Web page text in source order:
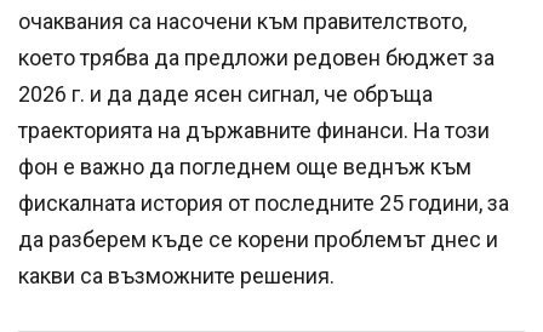
очаквания са насочени към правителството,
което трябва да предложи редовен бюджет за
2026 г. и да даде ясен сигнал, че обръща
траекторията на държавните финанси. На този
фон е важно да погледнем още веднъж към
фискалната история от последните 25 години, за
да разберем къде се корени проблемът днес и
какви са възможните решения.